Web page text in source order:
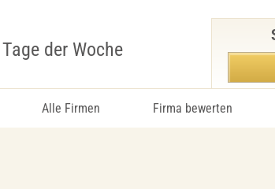
der Woche
Alle Firmen Firma bewerten